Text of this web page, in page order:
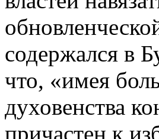
содержался в
что, «имея
духовенства
причастен к